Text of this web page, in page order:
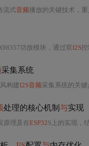
流式音频播放的关键技术，
功放模块，通过双 I2S
采集系统
构建I2S音频采集系统的关键
处理的核心机制 与实现
原理及在ESP32S上的实现，